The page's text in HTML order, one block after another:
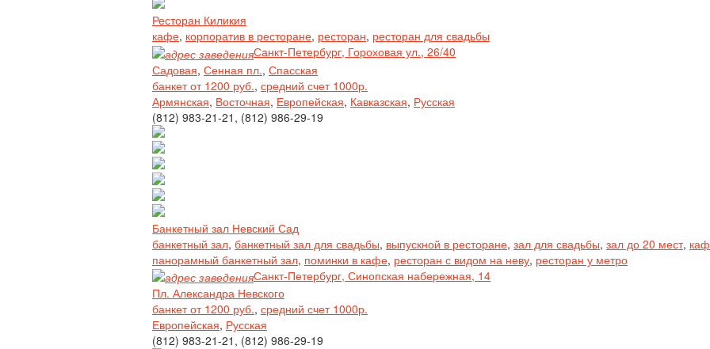
Ресторан Киликия
кафе, корпоратив в ресторане, ресторан, ресторан для свадьбы
Санкт-Петербург, Гороховая ул., 26/40
Садовая, Сенная пл., Спасская
банкет от 1200 руб., средний счет 1000р.
Армянская, Восточная, Европейская, Кавказская, Русская
(812) 983-21-21, (812) 986-29-19
Банкетный зал Невский Сад
банкетный зал, банкетный зал для свадьбы, выпускной в ресторане, зал для свадьбы, зал до 20 мест,
панорамный банкетный зал, поминки в кафе, ресторан с видом на неву, ресторан у метро
Санкт-Петербург, Синопская набережная, 14
Пл. Александра Невского
банкет от 1200 руб., средний счет 1000р.
Европейская, Русская
(812) 983-21-21, (812) 986-29-19